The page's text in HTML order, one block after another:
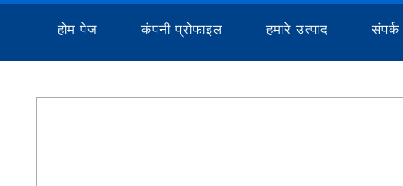
होम पेज कंपनी प्रोफाइल हमारे उत्पाद